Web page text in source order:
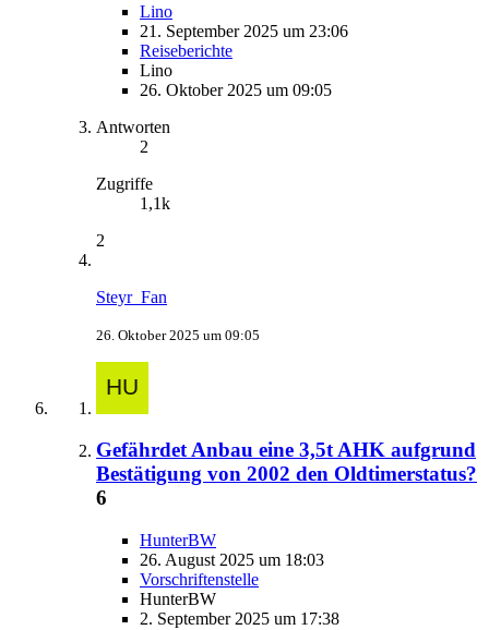
Lino
21. September 2025 um 23:06
Reiseberichte
Lino
26. Oktober 2025 um 09:05
Antworten
2
Zugriffe
1,1k
2
Steyr_Fan
26. Oktober 2025 um 09:05
Gefährdet Anbau eine 3,5t AHK aufgrund
Bestätigung von 2002 den Oldtimerstatus?
6
HunterBW
26. August 2025 um 18:03
Vorschriftenstelle
HunterBW
2. September 2025 um 17:38